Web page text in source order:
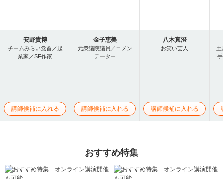
安野貴博
チームみらい党首／起
業家／SF作家
講師候補に入れる
金子恵美
元衆議院議員／コメン
テーター
講師候補に入れる
八木真澄
お笑い芸人
講師候補に入れる
土
おすすめ特集